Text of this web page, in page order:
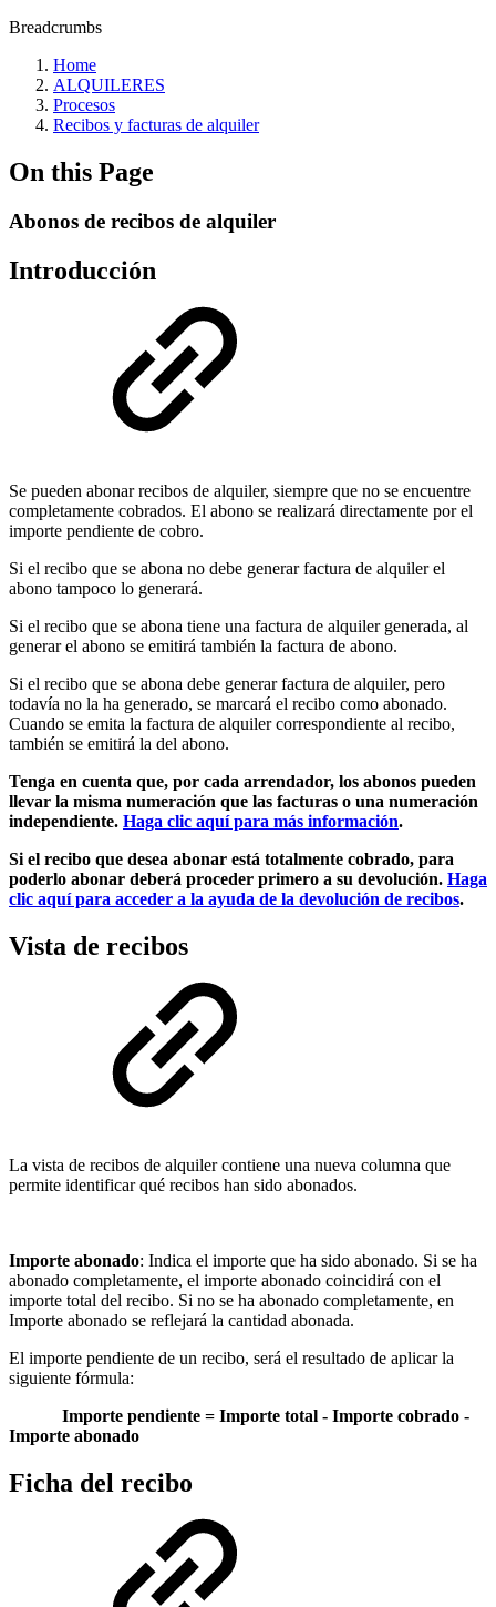
Breadcrumbs
Home
ALQUILERES
Procesos
Recibos y facturas de alquiler
On this Page
Abonos de recibos de alquiler
Introducción
Se pueden abonar recibos de alquiler, siempre que no se encuentre
completamente cobrados. El abono se realizará directamente por el
importe pendiente de cobro.
Si el recibo que se abona no debe generar factura de alquiler el
abono tampoco lo generará.
Si el recibo que se abona tiene una factura de alquiler generada, al
generar el abono se emitirá también la factura de abono.
Si el recibo que se abona debe generar factura de alquiler, pero
todavía no la ha generado, se marcará el recibo como abonado.
Cuando se emita la factura de alquiler correspondiente al recibo,
también se emitirá la del abono.
Tenga en cuenta que, por cada arrendador, los abonos pueden
llevar la misma numeración que las facturas o una numeración
independiente. Haga clic aquí para más información.
Si el recibo que desea abonar está totalmente cobrado, para
poderlo abonar deberá proceder primero a su devolución. Haga
clic aquí para acceder a la ayuda de la devolución de recibos.
Vista de recibos
La vista de recibos de alquiler contiene una nueva columna que
permite identificar qué recibos han sido abonados.
Importe abonado: Indica el importe que ha sido abonado. Si se ha
abonado completamente, el importe abonado coincidirá con el
importe total del recibo. Si no se ha abonado completamente, en
Importe abonado se reflejará la cantidad abonada.
El importe pendiente de un recibo, será el resultado de aplicar la
siguiente fórmula:
Importe pendiente = Importe total - Importe cobrado -
Importe abonado
Ficha del recibo